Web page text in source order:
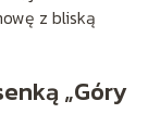
z bliską
„Góry